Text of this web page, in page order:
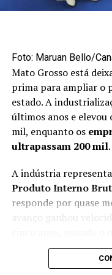
Médio. Neste ano,
Mercado
oportunidades
Apesar do avanço
produção brasileira
mercado interno.
país é destinada ao
O primeiro semestre
estratégica para as
com o período de
“No segundo
Foto: Maruan Bello/
Mato Grosso está
prima para ampliar o
estado. A
últimos anos e elevou
mil, enquanto os
ultrapassam 200 mil.
A indústria
Produto Interno
responde por quase
avanço ganhou
pouco mais de 11